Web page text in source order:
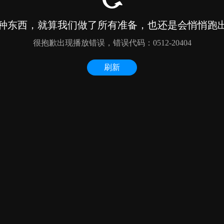
东西，就算我们做了所有准备，也还是会悄悄跑
很抱歉出现播放错误，错误代码：0512-20404
刷新